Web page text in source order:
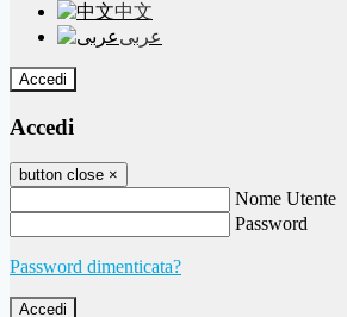
中文
عربى
Accedi
Accedi
button close ×
Nome Utente
Password
Password dimenticata?